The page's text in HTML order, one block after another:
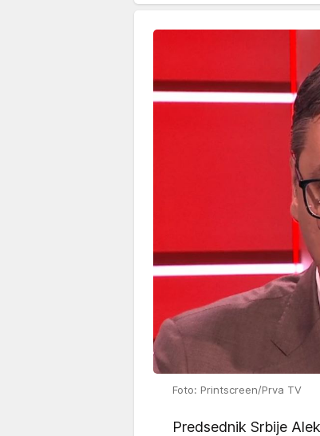
Foto: Printscreen/Prva TV
Predsednik Srbije